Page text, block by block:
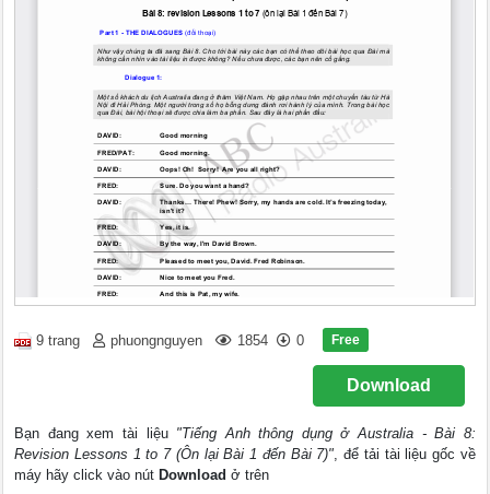
9 trang phuongnguyen 1854 0 Free
Download
Bạn đang xem tài liệu "Tiếng Anh thông dụng ở Australia - Bài 8:
Revision Lessons 1 to 7 (Ôn lại Bài 1 đến Bài 7)", để tải tài liệu gốc về
máy hãy click vào nút Download ở trên